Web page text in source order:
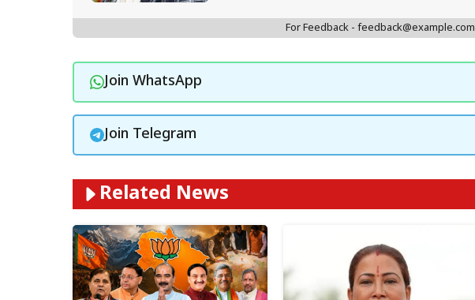
For Feedback - feedback@example.com
Join WhatsApp
Join Telegram
Related News